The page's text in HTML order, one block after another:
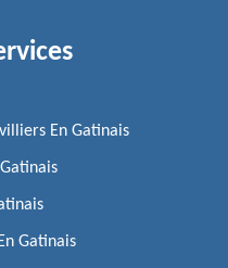
En Gatinais
Gatinais